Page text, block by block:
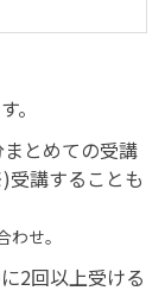
。
とめての受講
講することも
せ。
2回以上受ける